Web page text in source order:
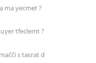
ma yecmet ?
tfeclemt ?
s taεrat d